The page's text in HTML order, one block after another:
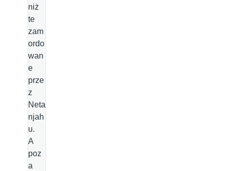
niż
te
zam
ordo
wan
e
prze
z
Neta
njah
u.
A
poz
a